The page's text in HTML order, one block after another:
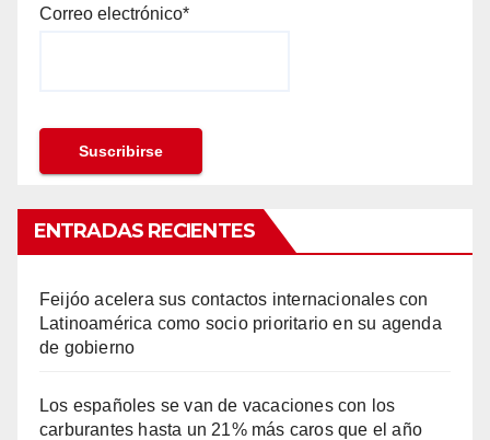
Correo electrónico*
ENTRADAS RECIENTES
Feijóo acelera sus contactos internacionales con
Latinoamérica como socio prioritario en su agenda
de gobierno
Los españoles se van de vacaciones con los
carburantes hasta un 21% más caros que el año